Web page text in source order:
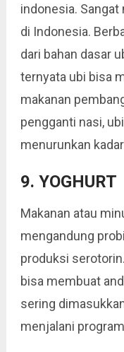
indonesia.
di Indonesia.
dari bahan dasar
ternyata ubi bisa
makanan
pengganti nasi,
menurunkan
9. YOGHURT
Makanan atau
mengandung
produksi
bisa membuat
sering
menjalani